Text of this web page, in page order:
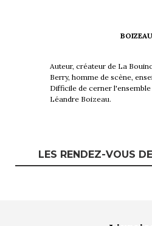
LES RENDEZ-VOUS
BOIZEAU
Auteur, créateur de La
Berry, homme de scène,
Difficile de cerner
Léandre Boizeau.